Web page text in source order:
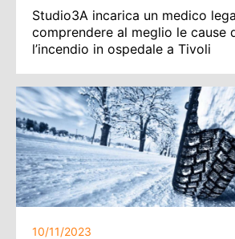
Studio3A incarica un medico
comprendere al meglio le cause
l’incendio in ospedale a Tivoli
10/11/2023